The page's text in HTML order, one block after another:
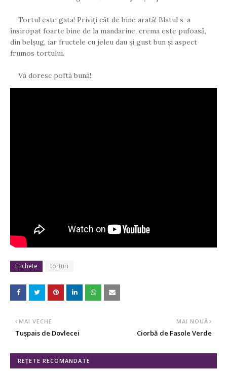
Tortul este gata! Priviți cât de bine arată! Blatul s-a
însiropat foarte bine de la mandarine, crema este pufoasă,
din belșug, iar fructele cu jeleu dau și gust bun și aspect
frumos tortului.
Vă doresc poftă bună!
Etichete torturi
MAI NOUĂ
Ciorbă de Fasole Verde
MAI VECHE
Tușpais de Dovlecei
REȚETE RECOMANDATE